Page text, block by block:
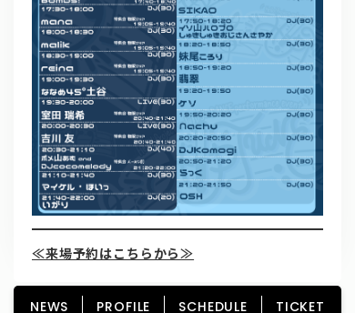
≪来場予約はこちらから≫
NEWS PROFILE SCHEDULE TICKET